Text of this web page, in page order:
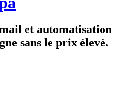
et automatisation
sans le prix élevé.